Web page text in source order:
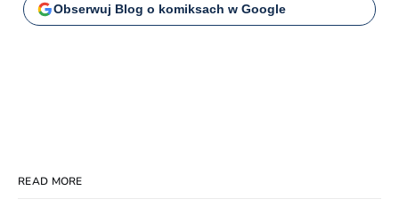
Obserwuj Blog o komiksach w Google
READ MORE